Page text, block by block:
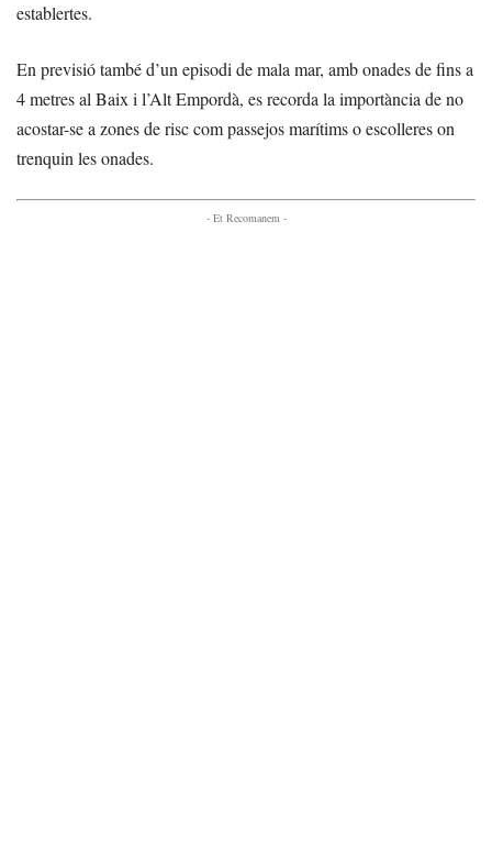
establertes.
En previsió també d’un episodi de mala mar, amb onades de fins a
4 metres al Baix i l’Alt Empordà, es recorda la importància de no
acostar-se a zones de risc com passejos marítims o escolleres on
trenquin les onades.
- Et Recomanem -